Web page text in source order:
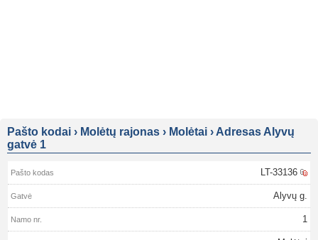
Pašto kodai › Molėtų rajonas › Molėtai › Adresas Alyvų
gatvė 1
LT-33136
Alyvų g.
1